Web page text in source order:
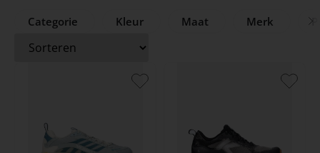
Categorie Kleur Maat Merk